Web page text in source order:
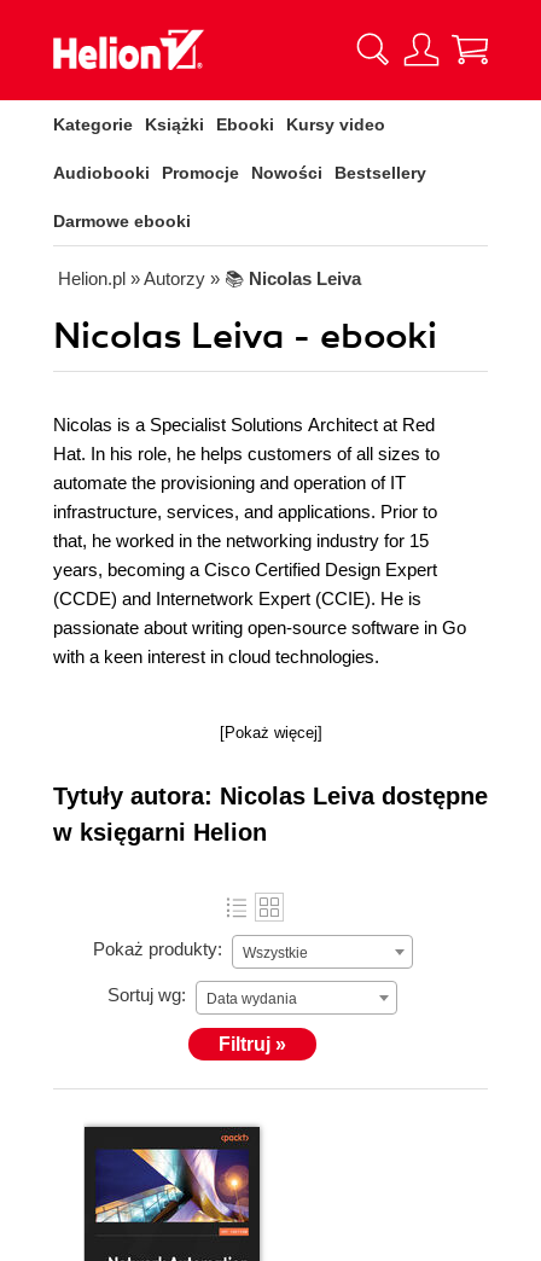
Kategorie Książki Ebooki Kursy video
Audiobooki Promocje Nowości Bestsellery
Darmowe ebooki
Helion.pl » Autorzy » 📚 Nicolas Leiva
Nicolas Leiva - ebooki
Nicolas is a Specialist Solutions Architect at Red
Hat. In his role, he helps customers of all sizes to
automate the provisioning and operation of IT
infrastructure, services, and applications. Prior to
that, he worked in the networking industry for 15
years, becoming a Cisco Certified Design Expert
(CCDE) and Internetwork Expert (CCIE). He is
passionate about writing open-source software in Go
with a keen interest in cloud technologies.
[Pokaż więcej]
Tytuły autora: Nicolas Leiva dostępne
w księgarni Helion
Pokaż produkty: Wszystkie
Sortuj wg: Data wydania
Filtruj »